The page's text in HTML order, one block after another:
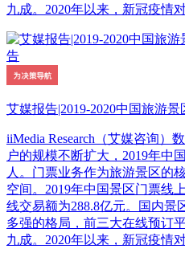
九成。2020年以来，新冠疫情
艾媒报告|2019-2020中国旅游
iiMedia Research（艾媒咨询）
户的规模不断扩大，2019年中
人。门票业务作为旅游景区的
空间。2019年中国景区门票线
线交易额为288.8亿元。国内景
多强的格局，前三大在线预订
九成。2020年以来，新冠疫情